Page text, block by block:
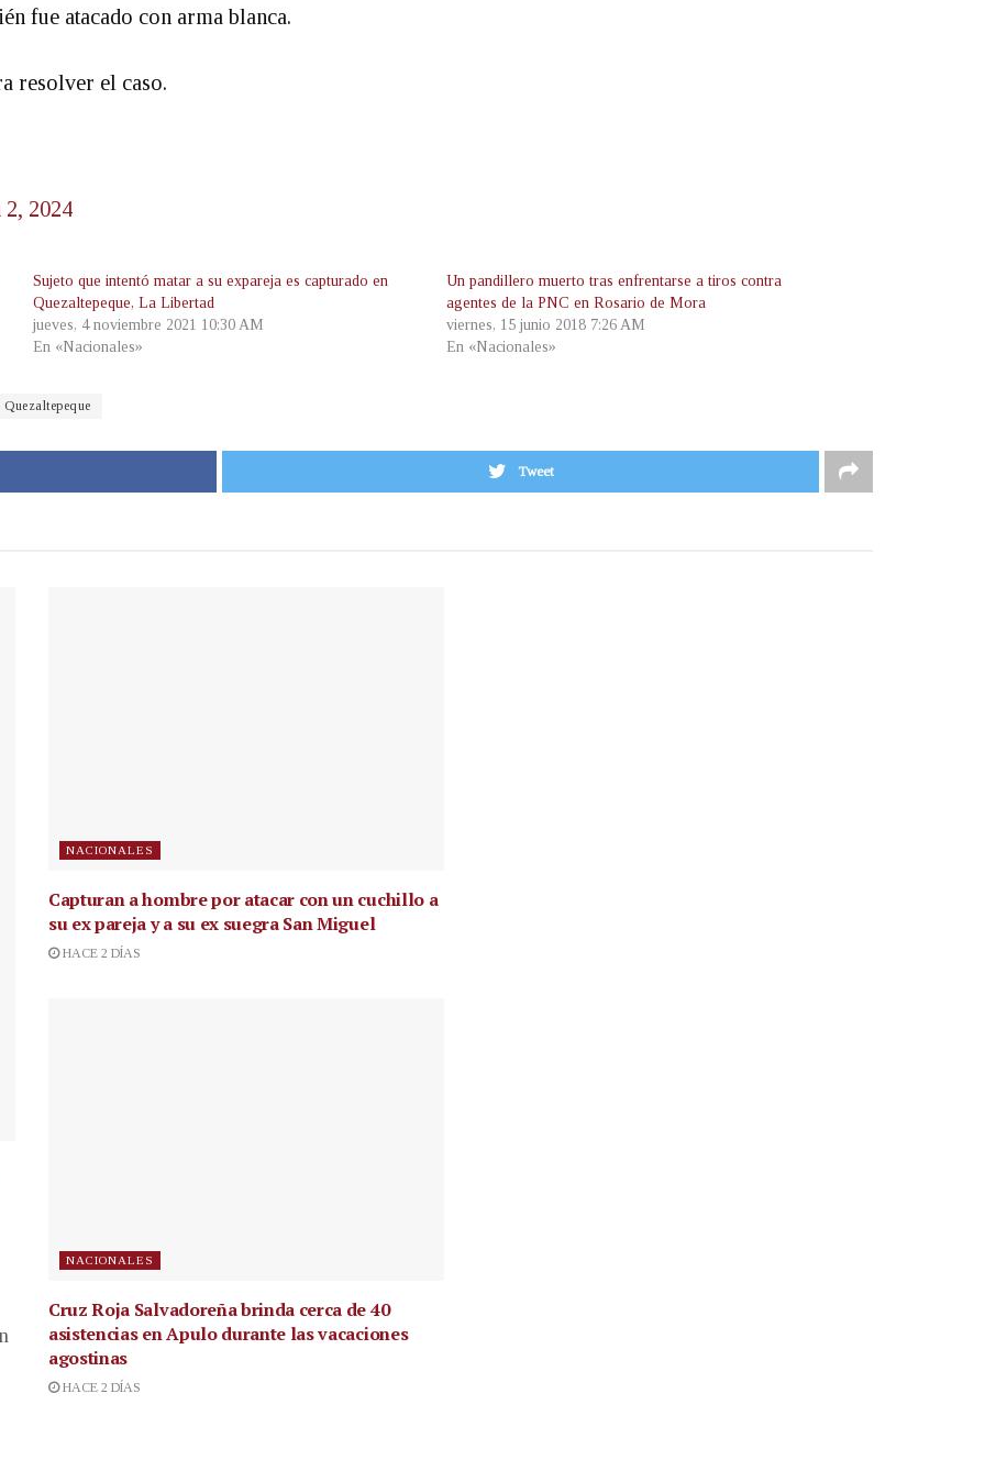
fue atacado con arma blanca.
resolver el caso.
2024
Sujeto que intentó matar a su expareja es capturado en
Quezaltepeque, La Libertad
jueves, 4 noviembre 2021 10:30 AM
En «Nacionales»
Un pandillero muerto tras enfrentarse a tiros contra
agentes de la PNC en Rosario de Mora
viernes, 15 junio 2018 7:26 AM
En «Nacionales»
Quezaltepeque
Tweet
NACIONALES
Capturan a hombre por atacar con un cuchillo a
su ex pareja y a su ex suegra San Miguel
HACE 2 DÍAS
NACIONALES
Cruz Roja Salvadoreña brinda cerca de 40
asistencias en Apulo durante las vacaciones
agostinas
HACE 2 DÍAS